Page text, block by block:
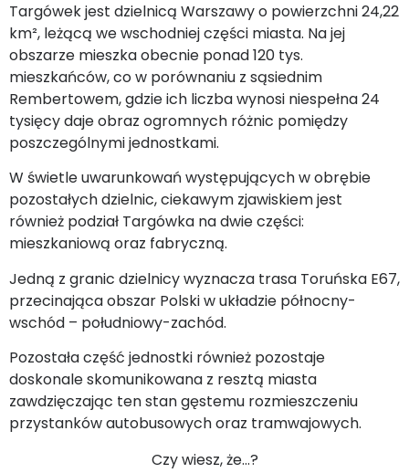
Targówek jest dzielnicą Warszawy o powierzchni 24,22
km², leżącą we wschodniej części miasta. Na jej
obszarze mieszka obecnie ponad 120 tys.
mieszkańców, co w porównaniu z sąsiednim
Rembertowem, gdzie ich liczba wynosi niespełna 24
tysięcy daje obraz ogromnych różnic pomiędzy
poszczególnymi jednostkami.
W świetle uwarunkowań występujących w obrębie
pozostałych dzielnic, ciekawym zjawiskiem jest
również podział Targówka na dwie części:
mieszkaniową oraz fabryczną.
Jedną z granic dzielnicy wyznacza trasa Toruńska E67,
przecinająca obszar Polski w układzie północny-
wschód – południowy-zachód.
Pozostała część jednostki również pozostaje
doskonale skomunikowana z resztą miasta
zawdzięczając ten stan gęstemu rozmieszczeniu
przystanków autobusowych oraz tramwajowych.
Czy wiesz, że…?